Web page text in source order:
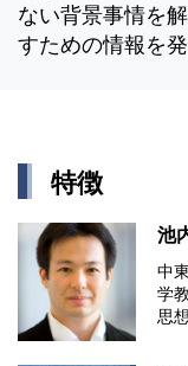
ない背景事情を
すための情報を発
特徴
池
中
学
思